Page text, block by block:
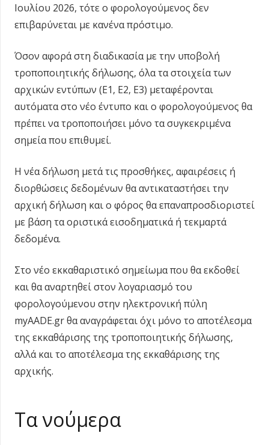
Ιουλίου 2026, τότε ο φορολογούμενος δεν
επιβαρύνεται με κανένα πρόστιμο.
Όσον αφορά στη διαδικασία με την υποβολή
τροποποιητικής δήλωσης, όλα τα στοιχεία των
αρχικών εντύπων (Ε1, Ε2, Ε3) μεταφέρονται
αυτόματα στο νέο έντυπο και ο φορολογούμενος θα
πρέπει να τροποποιήσει μόνο τα συγκεκριμένα
σημεία που επιθυμεί.
Η νέα δήλωση μετά τις προσθήκες, αφαιρέσεις ή
διορθώσεις δεδομένων θα αντικαταστήσει την
αρχική δήλωση και ο φόρος θα επαναπροσδιοριστεί
με βάση τα οριστικά εισοδηματικά ή τεκμαρτά
δεδομένα.
Στο νέο εκκαθαριστικό σημείωμα που θα εκδοθεί
και θα αναρτηθεί στον λογαριασμό του
φορολογούμενου στην ηλεκτρονική πύλη
myAADE.gr θα αναγράφεται όχι μόνο το αποτέλεσμα
της εκκαθάρισης της τροποποιητικής δήλωσης,
αλλά και το αποτέλεσμα της εκκαθάρισης της
αρχικής.
Τα νούμερα